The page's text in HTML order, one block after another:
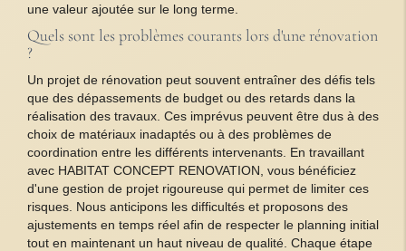
une valeur ajoutée sur le long terme.
Quels sont les problèmes courants lors d'une rénovation
?
Un projet de rénovation peut souvent entraîner des défis tels
que des dépassements de budget ou des retards dans la
réalisation des travaux. Ces imprévus peuvent être dus à des
choix de matériaux inadaptés ou à des problèmes de
coordination entre les différents intervenants. En travaillant
avec HABITAT CONCEPT RENOVATION, vous bénéficiez
d'une gestion de projet rigoureuse qui permet de limiter ces
risques. Nous anticipons les difficultés et proposons des
ajustements en temps réel afin de respecter le planning initial
tout en maintenant un haut niveau de qualité. Chaque étape